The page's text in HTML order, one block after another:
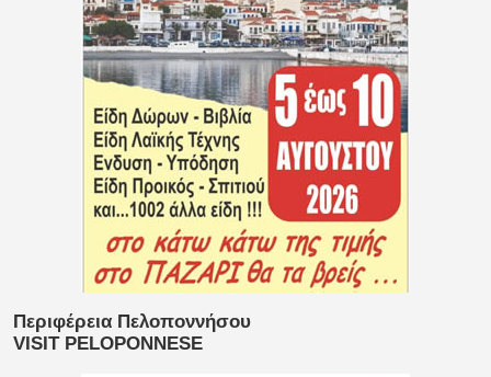
Περιφέρεια Πελοποννήσου
VISIT PELOPONNESE